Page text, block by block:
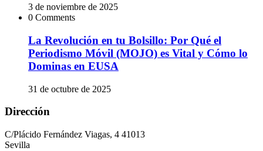
3 de noviembre de 2025
0 Comments
La Revolución en tu Bolsillo: Por Qué el
Periodismo Móvil (MOJO) es Vital y Cómo lo
Dominas en EUSA
31 de octubre de 2025
Dirección
C/Plácido Fernández Viagas, 4 41013
Sevilla